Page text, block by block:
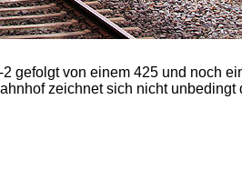
gefolgt von einem 425 und noch
zeichnet sich nicht unbedingt